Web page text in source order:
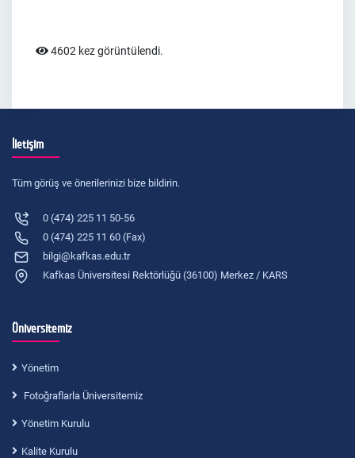
4602 kez görüntülendi.
İletişim
Tüm görüş ve önerilerinizi bize bildirin.
0 (474) 225 11 50-56
0 (474) 225 11 60 (Fax)
bilgi@kafkas.edu.tr
Kafkas Üniversitesi Rektörlüğü (36100) Merkez / KARS
Üniversitemiz
Yönetim
Fotoğraflarla Üniversitemiz
Yönetim Kurulu
Kalite Kurulu